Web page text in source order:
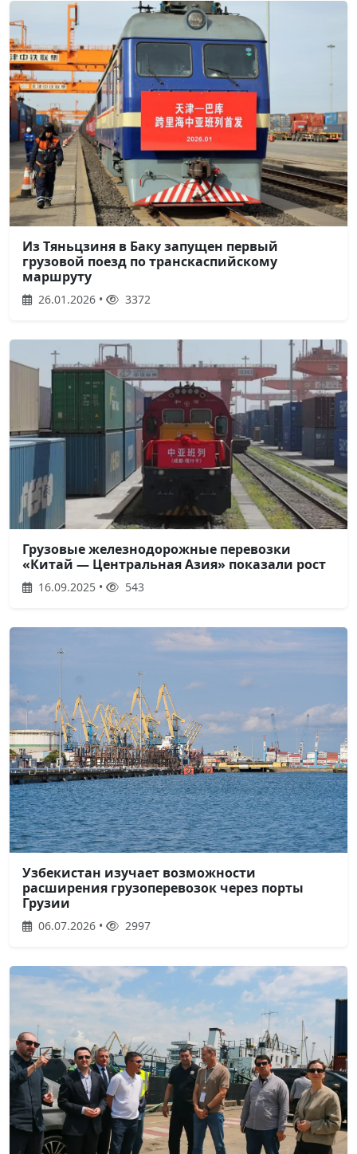
Из Тяньцзиня в Баку запущен первый
грузовой поезд по транскаспийскому
маршруту
26.01.2026 • 3372
Грузовые железнодорожные перевозки
«Китай — Центральная Азия» показали рост
16.09.2025 • 543
Узбекистан изучает возможности
расширения грузоперевозок через порты
Грузии
06.07.2026 • 2997